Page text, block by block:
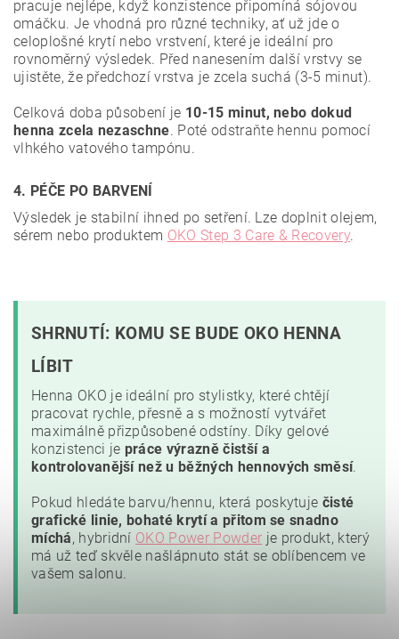
pracuje nejlépe, když konzistence připomíná sójovou
omáčku. Je vhodná pro různé techniky, ať už jde o
celoplošné krytí nebo vrstvení, které je ideální pro
rovnoměrný výsledek. Před nanesením další vrstvy se
ujistěte, že předchozí vrstva je zcela suchá (3-5 minut).
Celková doba působení je 10-15 minut, nebo dokud
henna zcela nezaschne. Poté odstraňte hennu pomocí
vlhkého vatového tampónu.
4. PÉČE PO BARVENÍ
Výsledek je stabilní ihned po setření. Lze doplnit olejem,
sérem nebo produktem OKO Step 3 Care & Recovery.
SHRNUTÍ: KOMU SE BUDE OKO HENNA
LÍBIT
Henna OKO je ideální pro stylistky, které chtějí
pracovat rychle, přesně a s možností vytvářet
maximálně přizpůsobené odstíny. Díky gelové
konzistenci je práce výrazně čistší a
kontrolovanější než u běžných hennových směsí.
Pokud hledáte barvu/hennu, která poskytuje čisté
grafické linie, bohaté krytí a přitom se snadno
míchá, hybridní OKO Power Powder je produkt, který
má už teď skvěle našlápnuto stát se oblíbencem ve
vašem salonu.